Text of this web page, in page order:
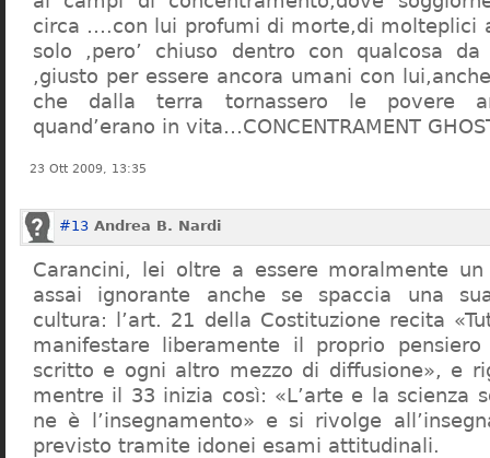
circa ….con lui profumi di morte,di molteplici
solo ,pero’ chiuso dentro con qualcosa
,giusto per essere ancora umani con
che dalla terra tornassero le povere
quand’erano in vita…CONCENTRAMENT
23 Ott 2009, 13:35
#13 Andrea B. Nardi
Carancini, lei oltre a essere moralmente
assai ignorante anche se spaccia una
cultura: l’art. 21 della Costituzione recita
manifestare liberamente il proprio
scritto e ogni altro mezzo di diffusione», e
mentre il 33 inizia così: «L’arte e la scienza
ne è l’insegnamento» e si rivolge
previsto tramite idonei esami attitudinali.